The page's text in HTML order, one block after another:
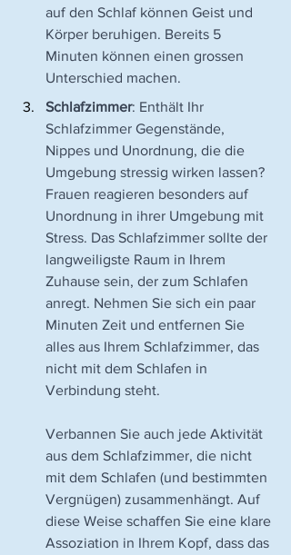
auf den Schlaf können Geist und
Körper beruhigen. Bereits 5
Minuten können einen grossen
Unterschied machen.
Schlafzimmer: Enthält Ihr
Schlafzimmer Gegenstände,
Nippes und Unordnung, die die
Umgebung stressig wirken lassen?
Frauen reagieren besonders auf
Unordnung in ihrer Umgebung mit
Stress. Das Schlafzimmer sollte der
langweiligste Raum in Ihrem
Zuhause sein, der zum Schlafen
anregt. Nehmen Sie sich ein paar
Minuten Zeit und entfernen Sie
alles aus Ihrem Schlafzimmer, das
nicht mit dem Schlafen in
Verbindung steht.
Verbannen Sie auch jede Aktivität
aus dem Schlafzimmer, die nicht
mit dem Schlafen (und bestimmten
Vergnügen) zusammenhängt. Auf
diese Weise schaffen Sie eine klare
Assoziation in Ihrem Kopf, dass das